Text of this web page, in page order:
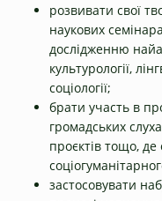
розвивати свої
наукових
дослідженню
культурології,
соціології;
брати участь в
громадських
проєктів тощо,
застосовувати